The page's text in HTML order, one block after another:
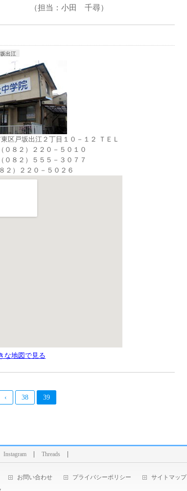
（担当：小田 千尋）
出江
区戸坂出江２丁目１０－１２ ＴＥＬ
０８２）２２０－５０１０
０８２）５５５－３０７７
２）２２０－５０２６
な地図で見る
‹ 38 39
Instagram Threads
お問い合わせ プライバシーポリシー サイトマップ